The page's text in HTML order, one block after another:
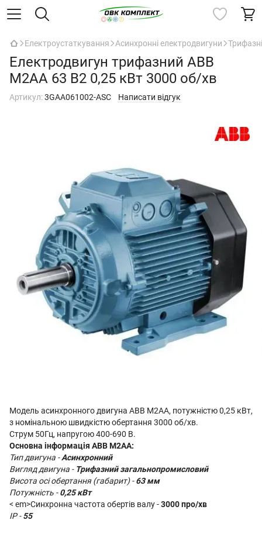
Електроустаткування Асинхронні електродвигуни
Електродвигун трифазний ABB
M2AA 63 B2 0,25 кВт 3000 об/хв
Артикул:3GAA061002-ASC Написати відгук
Модель асинхронного двигуна ABB M2AA, потужністю 0,25 кВт,
з номінальною швидкістю обертання 3000 об/хв.
Струм 50Гц, напругою 400-690 В.
Основна інформація ABB M2AA:
Тип двигуна -Асинхронний
Вигляд двигуна - Трифазний загальнопромисловий
Висота осі обертання (габарит) -63 мм
Потужність -0,25 кВт
< em>Синхронна частота обертів валу -3000 про/хв
IP -55